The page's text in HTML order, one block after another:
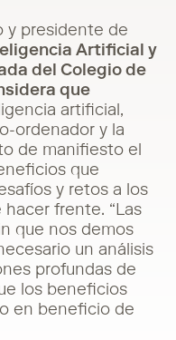
y presidente de
Artificial y
del Colegio de
que
artificial,
ordenador y la
de manifiesto el
que
y retos a los
frente. “Las
que nos demos
un análisis
profundas de
los beneficios
en beneficio de